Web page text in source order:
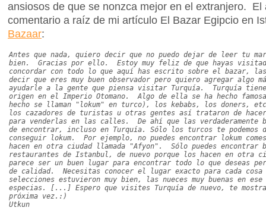
ansiosos de que se nonzca mejor en el extranjero.
comentario a raíz de mi artículo El Bazar Egipcio en
Bazaar:
Antes que nada, quiero decir que no puedo dejar de leer tu
bien. Gracias por ello. Estoy muy feliz de que hayas
concordar con todo lo que aquí has escrito sobre el bazar,
decir que eres muy buen observador pero quiero agregar algo
ayudarle a la gente que piensa visitar Turquía. Turquía tiene
origen en el Imperio Otomano. Algo de ella se ha hecho
hecho se llaman "lokum" en turco), los kebabs, los doners,
los cazadores de turistas u otras gentes así trataron de
para venderlas en las calles. De ahí que las verdaderamente
de encontrar, incluso en Turquía. Sólo los turcos te podemos
conseguir lokum. Por ejemplo, no puedes encontrar lokum
hacen en otra ciudad llamada "Afyon". Sólo puedes encontrar
restaurantes de Istanbul, de nuevo porque los hacen en otra
parece ser un buen lugar para encontrar todo lo que deseas
de calidad. Necesitas conocer el lugar exacto para cada
selecciones estuvieron muy bien, las nueces muy buenas en
especias. [...] Espero que visites Turquía de nuevo, te
próxima vez.:)
Utkun